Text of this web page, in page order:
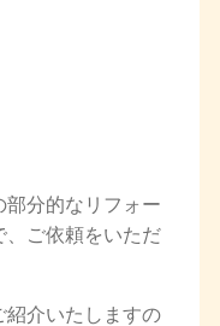
分的なリフォー
、ご依頼をいただ
紹介いたしますの